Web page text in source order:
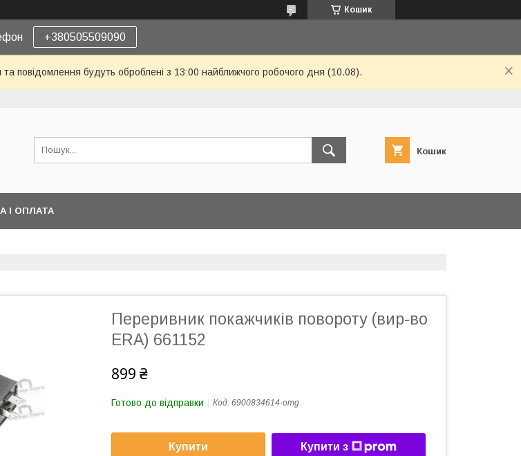
Кошик
+380505509090
повідомлення будуть оброблені з 13:00 найближчого робочого дня (10.08).
Кошик
І ОПЛАТА
Переривник покажчиків повороту (вир-во
ERA) 661152
899 ₴
Готово до відправки Код: 6900834614-omg
Купити Купити з